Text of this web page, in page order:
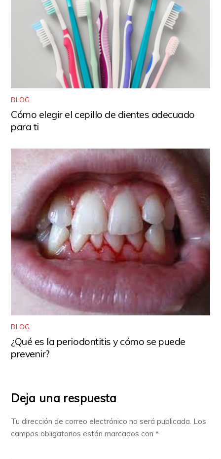
BLOG
Cómo elegir el cepillo de dientes adecuado
para ti
BLOG
¿Qué es la periodontitis y cómo se puede
prevenir?
Deja una respuesta
Tu dirección de correo electrónico no será publicada. Los
campos obligatorios están marcados con*